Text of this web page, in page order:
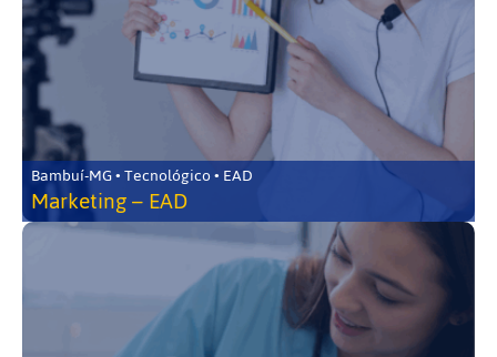
Bambuí-MG • Tecnológico • EAD
Marketing – EAD